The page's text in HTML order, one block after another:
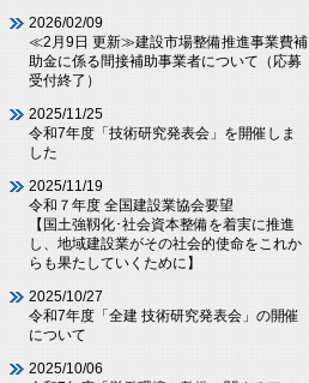
2026/02/09
≪2月9日 更新≫建設市場整備推進事業費補
助金に係る間接補助事業者について（応募
受付終了）
2025/11/25
令和7年度「技術研究発表会」を開催しま
した
2025/11/19
令和７年度 全国建設業協会要望
【国土強靱化･社会資本整備を着実に推進
し、地域建設業がその社会的使命をこれか
らも果たしていくために】
2025/10/27
令和7年度「全建 技術研究発表会」の開催
について
2025/10/06